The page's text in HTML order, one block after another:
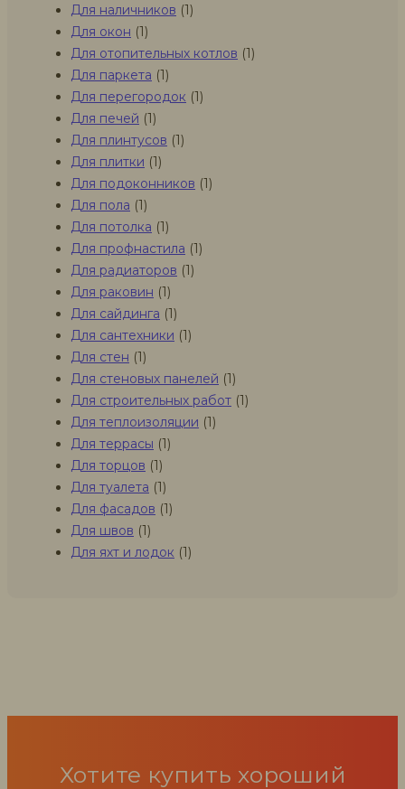
Для наличников (1)
Для окон (1)
Для отопительных котлов (1)
Для паркета (1)
Для перегородок (1)
Для печей (1)
Для плинтусов (1)
Для плитки (1)
Для подоконников (1)
Для пола (1)
Для потолка (1)
Для профнастила (1)
Для радиаторов (1)
Для раковин (1)
Для сайдинга (1)
Для сантехники (1)
Для стен (1)
Для стеновых панелей (1)
Для строительных работ (1)
Для теплоизоляции (1)
Для террасы (1)
Для торцов (1)
Для туалета (1)
Для фасадов (1)
Для швов (1)
Для яхт и лодок (1)
Хотите купить хороший